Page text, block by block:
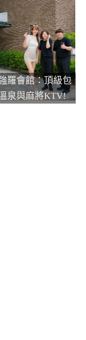
羅會館：頂級包
泉與麻將KTV!